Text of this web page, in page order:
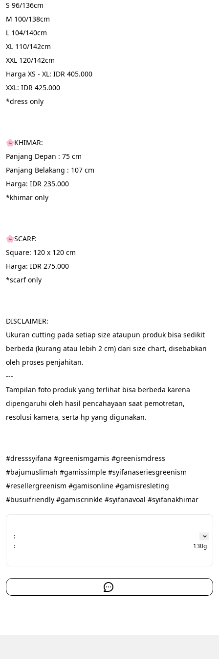
S 96/136cm
M 100/138cm
L 104/140cm
XL 110/142cm
XXL 120/142cm
Harga XS - XL: IDR 405.000
XXL: IDR 425.000
*dress only
🌸KHIMAR:
Panjang Depan : 75 cm
Panjang Belakang : 107 cm
Harga: IDR 235.000
*khimar only
🌸SCARF:
Square: 120 x 120 cm
Harga: IDR 275.000
*scarf only
DISCLAIMER:
Ukuran cutting pada setiap size ataupun produk bisa sedikit
berbeda (kurang atau lebih 2 cm) dari size chart, disebabkan
oleh proses penjahitan.
---
Tampilan foto produk yang terlihat bisa berbeda karena
dipengaruhi oleh hasil pencahayaan saat pemotretan,
resolusi kamera, serta hp yang digunakan.
#dresssyifana #greenismgamis #greenismdress
#bajumuslimah #gamissimple #syifanaseriesgreenism
#resellergreenism #gamisonline #gamisresleting
#busuifriendly #gamiscrinkle #syifanavoal #syifanakhimar
:
:
130g